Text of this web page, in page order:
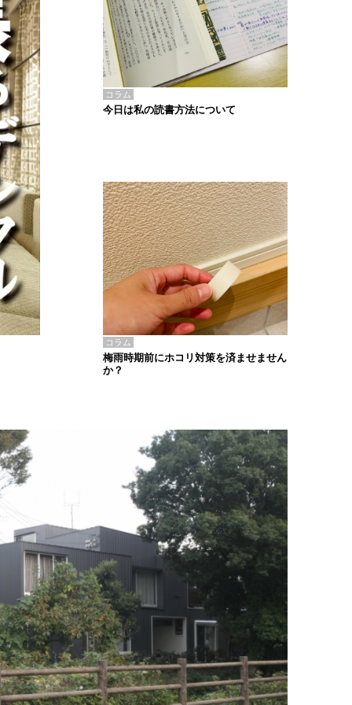
コラム
今日は私の読書方法について
コラム
梅雨時期前にホコリ対策を済ませません
か？